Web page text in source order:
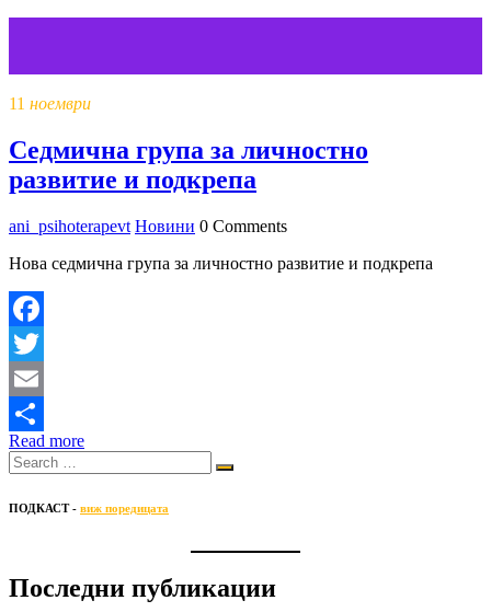
11 ноември
Седмична група за личностно
развитие и подкрепа
ani_psihoterapevt Новини 0 Comments
Нова седмична група за личностно развитие и подкрепа
Facebook
Twitter
Email
Share
Read more
ПОДКАСТ - виж поредицата
Последни публикации